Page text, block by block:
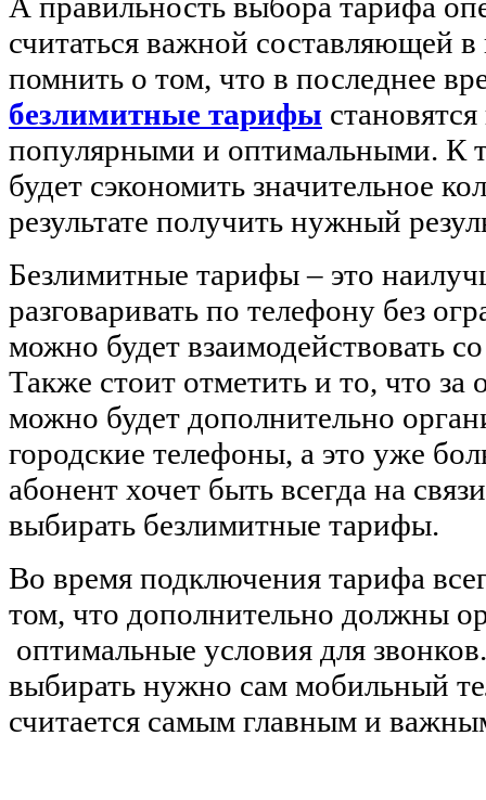
считаться важной составляющей
помнить о том, что в последнее
безлимитные тарифы
популярными и оптимальными. К
будет сэкономить значительное
результате получить нужный
Безлимитные тарифы – это
разговаривать по телефону без
можно будет взаимодействовать
Также стоит отметить и то, что за
можно будет дополнительно
городские телефоны, а это уже
абонент хочет быть всегда на
выбирать безлимитные тарифы.
Во время подключения тарифа
том, что дополнительно должны
оптимальные условия для
выбирать нужно сам мобильный
считается самым главным и